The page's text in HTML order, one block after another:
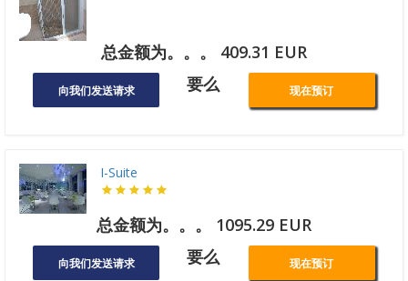
总金额为。。。 409.31 EUR
向我们发送请求 要么 现在预订
I-Suite
总金额为。。。 1095.29 EUR
向我们发送请求 要么 现在预订